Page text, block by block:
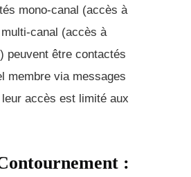
mono-canal (accès à
canal (accès à
peuvent être contactés
membre via messages
accès est limité aux
: